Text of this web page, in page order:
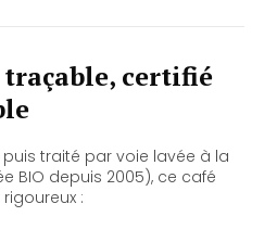
traçable, certifié
traité par voie lavée à la
BIO depuis 2005), ce café
: